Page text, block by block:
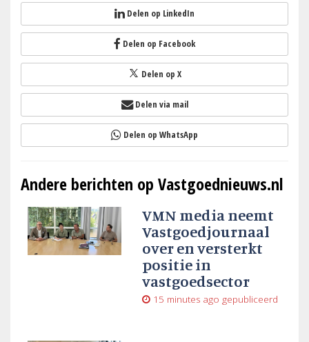
Delen op LinkedIn
Delen op Facebook
Delen op X
Delen via mail
Delen op WhatsApp
Andere berichten op Vastgoednieuws.nl
VMN media neemt
Vastgoedjournaal
over en versterkt
positie in
vastgoedsector
15 minutes ago gepubliceerd